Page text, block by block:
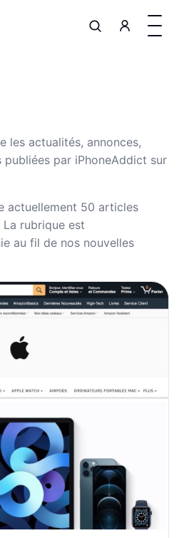
les actualités, annonces,
par iPhoneAddict sur
actuellement 50 articles
rubrique est
au fil de nos nouvelles